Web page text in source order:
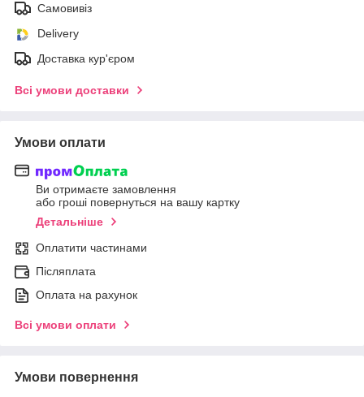
Самовивіз
Delivery
Доставка кур'єром
Всі умови доставки
Умови оплати
Ви отримаєте замовлення
або гроші повернуться на вашу картку
Детальніше
Оплатити частинами
Післяплата
Оплата на рахунок
Всі умови оплати
Умови повернення